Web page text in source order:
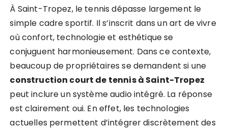
À Saint-Tropez, le tennis dépasse largement le
simple cadre sportif. Il s’inscrit dans un art de vivre
où confort, technologie et esthétique se
conjuguent harmonieusement. Dans ce contexte,
beaucoup de propriétaires se demandent si une
construction court de tennis à Saint-Tropez
peut inclure un système audio intégré. La réponse
est clairement oui. En effet, les technologies
actuelles permettent d’intégrer discrètement des